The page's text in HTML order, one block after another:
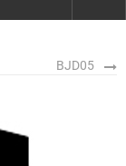
BJD05